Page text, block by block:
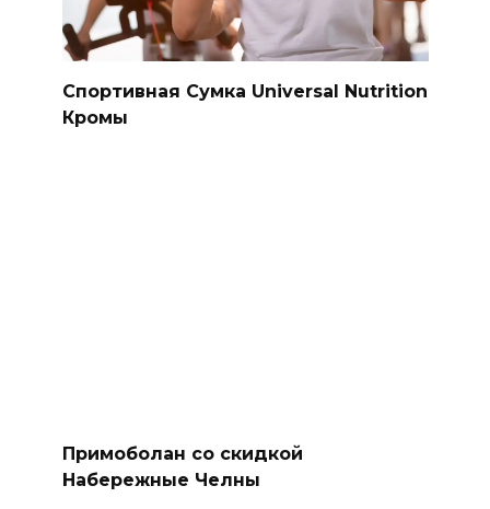
Спортивная Сумка Universal Nutrition
Кромы
Примоболан со скидкой
Набережные Челны